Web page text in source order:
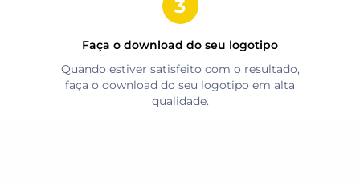
Faça o download do seu logotipo
Quando estiver satisfeito com o resultado,
faça o download do seu logotipo em alta
qualidade.